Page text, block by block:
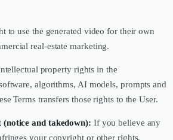
to use the generated video for their own
real-estate marketing.
property rights in the
algorithms, AI models, prompts and
Terms transfers those rights to the User.
and takedown): If you believe any
your copyright or other rights,